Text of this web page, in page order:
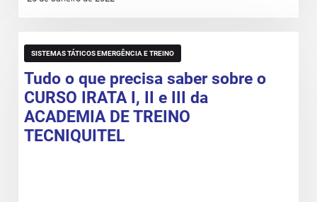
SISTEMAS TÁTICOS EMERGÊNCIA E TREINO
Tudo o que precisa saber sobre o
CURSO IRATA I, II e III da
ACADEMIA DE TREINO
TECNIQUITEL